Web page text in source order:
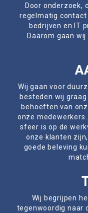
Door onderzoek,
regelmatig contact
bedrijven en IT
Daarom gaan
Wij gaan voor
besteden wij
behoeften van
onze
sfeer is op de
onze klanten
goede beleving
Wij begrijpen
tegenwoordig naar